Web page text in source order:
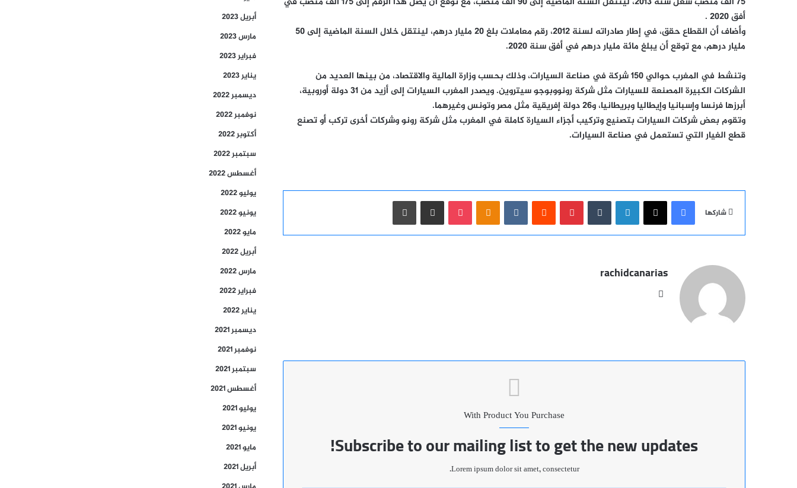
أفق 2020
.
وأضاف أن القطاع حقق، في إطار صادراته لسنة 2012، رقم معاملات بلغ 20 مليار درهم، لينتقل خلال السنة الماضية إلى 50
مليار درهم، مع توقع أن يبلغ مائة مليار درهم في أفق سنة 2020
.
وتنشط في المغرب حوالي 150 شركة في صناعة السيارات، وذلك بحسب وزارة المالية والاقتصاد، من بينها العديد من
الشركات الكبيرة المصنعة للسيارات مثل شركة رونووبوجو سيتروين. ويصدر المغرب السيارات إلى أزيد من 31 دولة أوروبية،
أبرزها فرنسا وإسبانيا وإيطاليا وبريطانيا، و26 دولة إفريقية مثل مصر وتونس وغيرهما
.
وتقوم بعض شركات السيارات بتصنيع وتركيب أجزاء السيارة كاملة في المغرب مثل شركة رونو وشركات أخرى تركب أو تصنع
قطع الغيار التي تستعمل في صناعة السيارات.
شاركها
فيسبوك‫X لينكدإن بينتيريست Odnoklassniki
‫Pocket مشاركة عبر البريد طباعة
rachidcanarias
With Product You Purchase
Subscribe to our mailing list to get the new updates!
Lorem ipsum dolor sit amet, consectetur.
أبريل 2023
مارس 2023
فبراير 2023
يناير 2023
ديسمبر 2022
نوفمبر 2022
أكتوبر 2022
سبتمبر 2022
أغسطس 2022
يوليو 2022
يونيو 2022
مايو 2022
أبريل 2022
مارس 2022
فبراير 2022
يناير 2022
ديسمبر 2021
نوفمبر 2021
سبتمبر 2021
أغسطس 2021
يوليو 2021
يونيو 2021
مايو 2021
أبريل 2021